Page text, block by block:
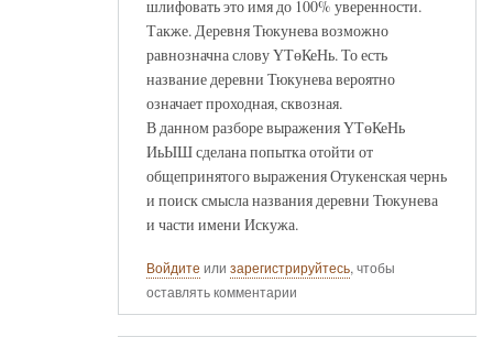
шлифовать это имя до 100% уверенности.
Также. Деревня Тюкунева возможно
равнозначна слову ҮТөКеНь. То есть
название деревни Тюкунева вероятно
означает проходная, сквозная.
В данном разборе выражения ҮТөКеНь
ИьЫШ сделана попытка отойти от
общепринятого выражения Отукенская чернь
и поиск смысла названия деревни Тюкунева
и части имени Искужа.
Войдите или зарегистрируйтесь, чтобы
оставлять комментарии